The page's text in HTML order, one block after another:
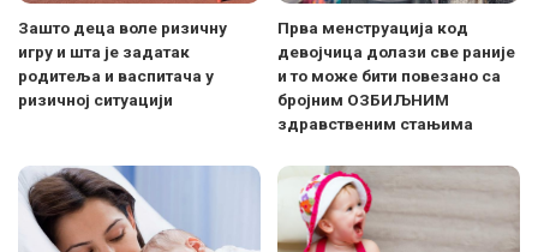
Зашто деца воле ризичну
игру и шта је задатак
родитеља и васпитача у
ризичној ситуацији
Прва менструација код
девојчица долази све раније
и то може бити повезано са
бројним ОЗБИЉНИМ
здравственим стањима